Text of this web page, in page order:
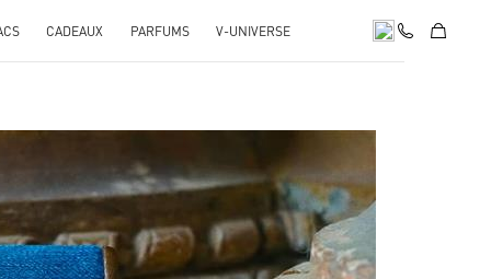
CADEAUX PARFUMS V-UNIVERSE